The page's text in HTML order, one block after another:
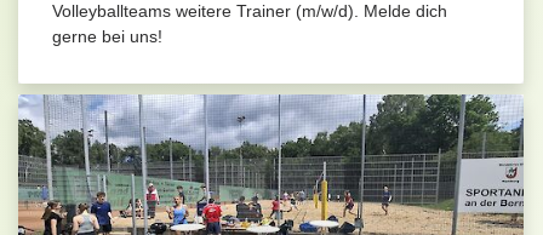
Volleyballteams weitere Trainer (m/w/d). Melde dich
gerne bei uns!